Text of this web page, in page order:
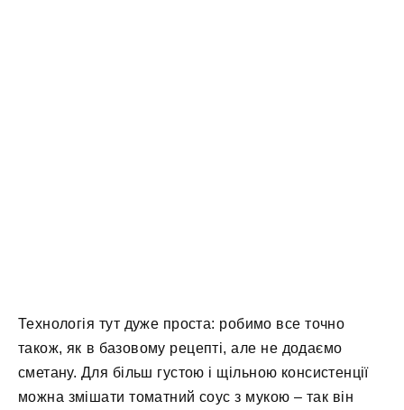
Технологія тут дуже проста: робимо все точно
також, як в базовому рецепті, але не додаємо
сметану. Для більш густою і щільною консистенції
можна змішати томатний соус з мукою – так він